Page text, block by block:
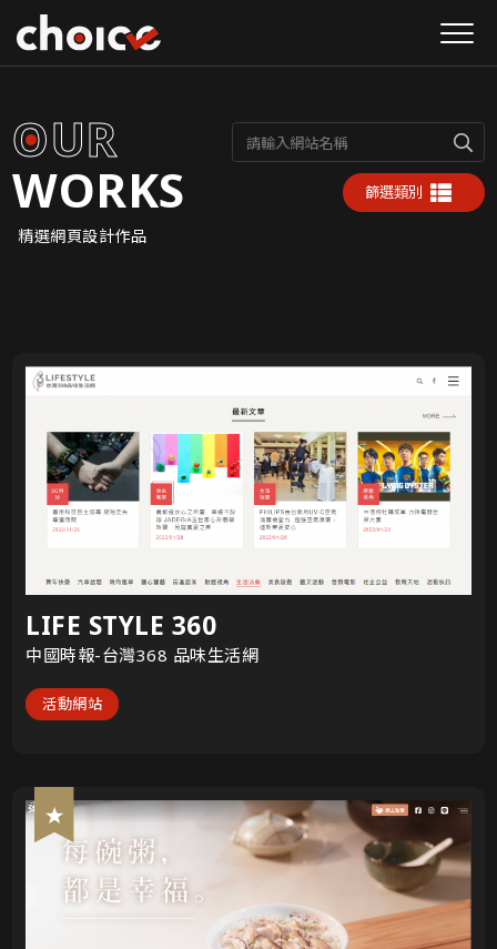
OUR
WORKS
精選網頁設計作品
請輸入網站名稱
篩選類別
網頁設計作品集
LIFE STYLE 360
中國時報-台灣368 品味生活網
活動網站